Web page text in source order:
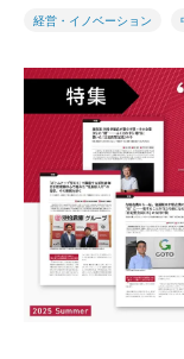
経営・イノベーション